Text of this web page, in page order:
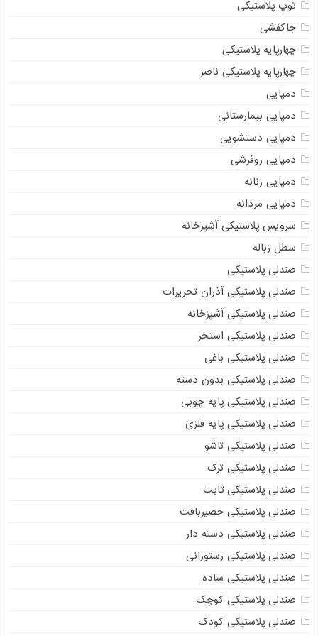
توپ پلاستیکی
جاکفشی
چهارپایه پلاستیکی
چهارپایه پلاستیکی ناصر
دمپایی
دمپایی بیمارستانی
دمپایی دستشویی
دمپایی روفرشی
دمپایی زنانه
دمپایی مردانه
سرویس پلاستیکی آشپزخانه
سطل زباله
صندلی پلاستیکی
صندلی پلاستیکی آذران تحریرات
صندلی پلاستیکی آشپزخانه
صندلی پلاستیکی استخر
صندلی پلاستیکی باغی
صندلی پلاستیکی بدون دسته
صندلی پلاستیکی پایه چوبی
صندلی پلاستیکی پایه فلزی
صندلی پلاستیکی تاشو
صندلی پلاستیکی ترک
صندلی پلاستیکی ثابت
صندلی پلاستیکی حصیربافت
صندلی پلاستیکی دسته دار
صندلی پلاستیکی رستورانی
صندلی پلاستیکی ساده
صندلی پلاستیکی کوچک
صندلی پلاستیکی کودک